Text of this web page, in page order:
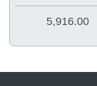
5,916.00